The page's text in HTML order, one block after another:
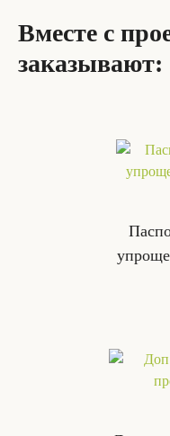
Вместе с
заказывают: